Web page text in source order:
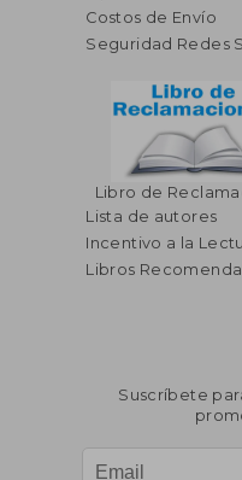
Costos de Envío
Seguridad Redes
Libro de
Lista de autores
Incentivo a la
Libros
Suscríbete